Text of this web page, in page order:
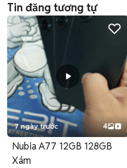
Tin đăng tương tự
7 ngày trước 4
Nubia A77 12GB 128GB
Xám